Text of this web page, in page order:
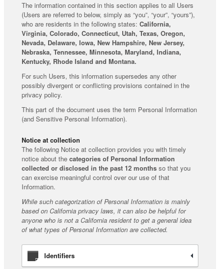
The information contained in this section applies to all Users
(Users are referred to below, simply as “you”, “your”, “yours”),
who are residents in the following states: California,
Virginia, Colorado, Connecticut, Utah, Texas, Oregon,
Nevada, Delaware, Iowa, New Hampshire, New Jersey,
Nebraska, Tennessee, Minnesota, Maryland, Indiana,
Kentucky, Rhode Island and Montana.
For such Users, this information supersedes any other
possibly divergent or conflicting provisions contained in the
privacy policy.
This part of the document uses the term Personal Information
(and Sensitive Personal Information).
Notice at collection
The following Notice at collection provides you with timely
notice about the categories of Personal Information
collected or disclosed in the past 12 months so that you
can exercise meaningful control over our use of that
Information.
While such categorization of Personal Information is mainly
based on California privacy laws, it can also be helpful for
anyone who is not a California resident to get a general idea
of what types of Personal Information are collected.
Identifiers